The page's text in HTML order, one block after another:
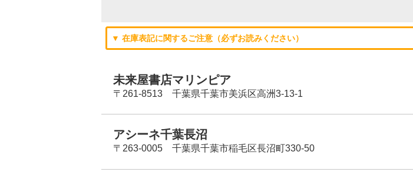
▼ 在庫表記に関するご注意（必ずお読みください）
未来屋書店マリンピア
〒261-8513 千葉県千葉市美浜区高洲3-13-1
アシーネ千葉長沼
〒263-0005 千葉県千葉市稲毛区長沼町330-50